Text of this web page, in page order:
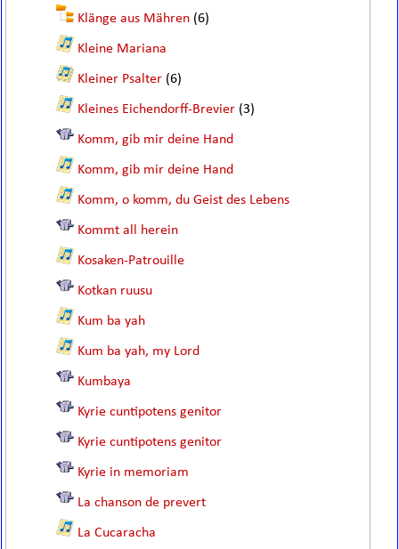
Klänge aus Mähren (6)
Kleine Mariana
Kleiner Psalter (6)
Kleines Eichendorff-Brevier (3)
Komm, gib mir deine Hand
Komm, gib mir deine Hand
Komm, o komm, du Geist des Lebens
Kommt all herein
Kosaken-Patrouille
Kotkan ruusu
Kum ba yah
Kum ba yah, my Lord
Kumbaya
Kyrie cuntipotens genitor
Kyrie cuntipotens genitor
Kyrie in memoriam
La chanson de prevert
La Cucaracha